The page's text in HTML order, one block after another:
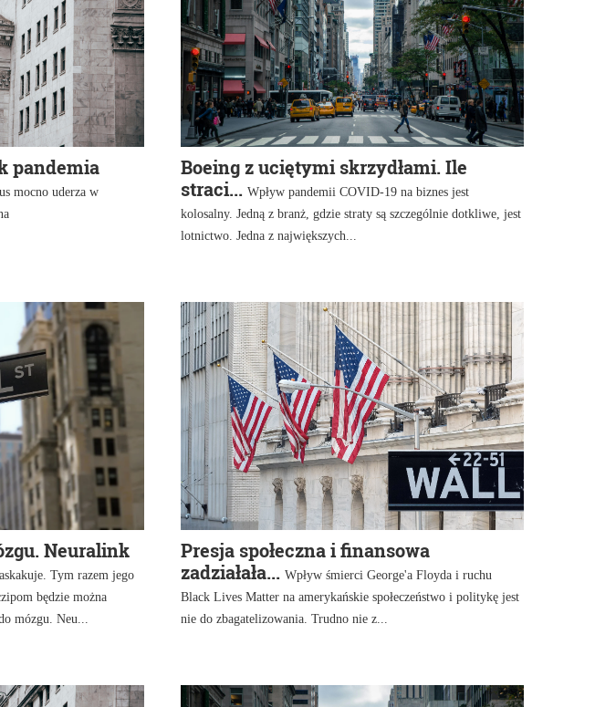
pandemia
mocno uderza w
Boeing z uciętymi skrzydłami. Ile
straci... Wpływ pandemii COVID-19 na biznes jest
kolosalny. Jedną z branż, gdzie straty są szczególnie dotkliwe, jest
lotnictwo. Jedna z największych...
Neuralink
Tym razem jego
będzie można
mózgu. Neu...
Presja społeczna i finansowa
zadziałała... Wpływ śmierci George'a Floyda i ruchu
Black Lives Matter na amerykańskie społeczeństwo i politykę jest
nie do zbagatelizowania. Trudno nie z...